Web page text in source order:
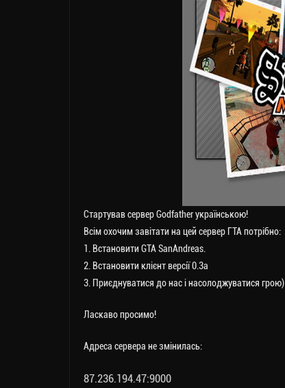
Стартував сервер Godfather українською!
Всім охочим завітати на цей сервер ГТА потрібно:
1. Встановити GTA SanAndreas.
2. Встановити клієнт версії 0.3a
3. Приєднуватися до нас і насолоджуватися грою)
Ласкаво просимо!
Адреса сервера не змінилась:
87.236.194.47:9000